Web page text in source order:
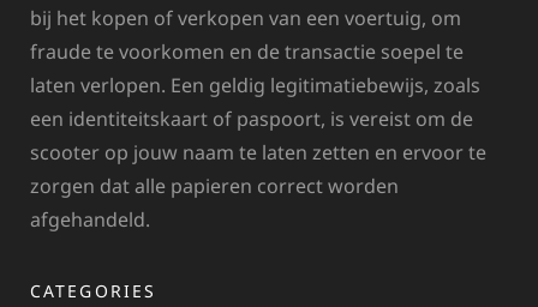
bij het kopen of verkopen van een voertuig, om
fraude te voorkomen en de transactie soepel te
laten verlopen. Een geldig legitimatiebewijs, zoals
een identiteitskaart of paspoort, is vereist om de
scooter op jouw naam te laten zetten en ervoor te
zorgen dat alle papieren correct worden
afgehandeld.
CATEGORIES